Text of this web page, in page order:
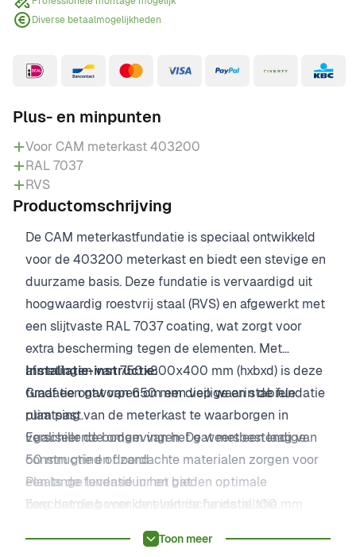
Diverse betaalmogelijkheden
Plus- en minpunten
Voor CAM meterkast 403200
RAL 7037
RVS
Productomschrijving
De CAM meterkastfundatie is speciaal ontwikkeld
voor de 403200 meterkast en biedt een stevige en
duurzame basis. Deze fundatie is vervaardigd uit
hoogwaardig roestvrij staal (RVS) en afgewerkt met
een slijtvaste RAL 7037 coating, wat zorgt voor
extra bescherming tegen de elementen. Met
afmetingen van 750x800x400 mm (hxbxd) is deze
fundatie ontworpen om een veilige en stabiele
plaatsing van de meterkast te waarborgen in
verschillende omgevingen. De weersbestendige
constructie en doordachte materialen zorgen voor
een lange levensduur en bieden optimale
bescherming voor de elektrische installatie.
Installatie-instructie:
Graaf een gat van 650 mm diep waarin de fundatie
ruim past.
Egaliseer de bodem van het gat met een laag van
50 mm grind of zand.
Plaats de fundatie in het gat.
Zorg dat de bovenkant van de fundatie 100 mm
Stel de fundatie waterpas af.
Toon meer